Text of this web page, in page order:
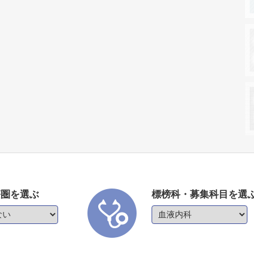
を選ぶ 標榜科・募集科目を選